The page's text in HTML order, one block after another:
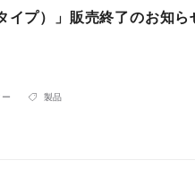
イプ）」販売終了のお知ら
製品